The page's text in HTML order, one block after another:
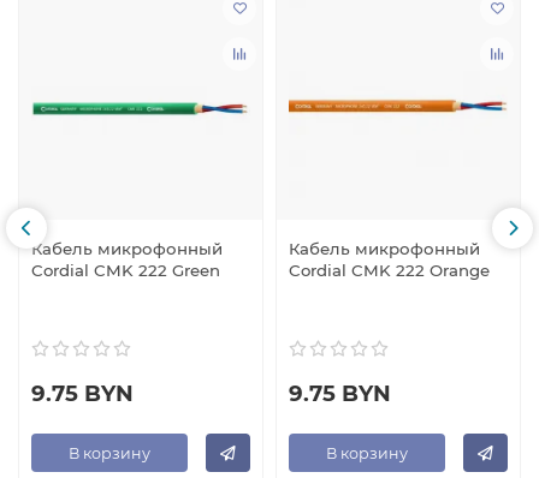
Кабель микрофонный
Cordial CMK 222 Green
9.75 BYN
В корзину
Кабель микрофонный
Cordial CMK 222 Orange
9.75 BYN
В корзину